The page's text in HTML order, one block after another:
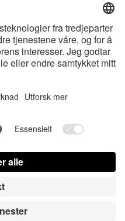
varemerker som eies av
slike merker av Satisfyer GmbH
us today
innlogging